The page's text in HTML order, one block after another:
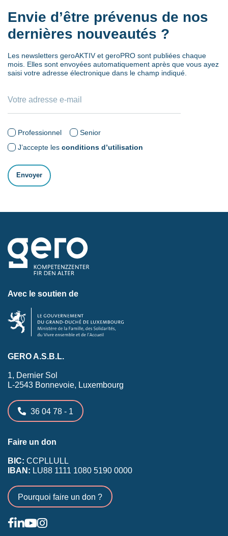
Envie d’être prévenus de nos
dernières nouveautés ?
Les newsletters geroAKTIV et geroPRO sont publiées chaque
mois. Elles sont envoyées automatiquement après que vous ayez
saisi votre adresse électronique dans le champ indiqué.
Professionnel
Senior
J’accepte les conditions d’utilisation
Avec le soutien de
GERO A.S.B.L.
1, Dernier Sol
L-2543 Bonnevoie, Luxembourg
36 04 78 - 1
Faire un don
BIC: CCPLLULL
IBAN: LU88 1111 1080 5190 0000
Pourquoi faire un don ?